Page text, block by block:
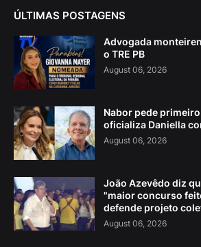
ÚLTIMAS POSTAGENS
Advogada
o TRE PB
August 06, 2026
Nabor pede
oficializa Daniella
August 06, 2026
João Azevêdo diz
"maior concurso
defende projeto
August 06, 2026